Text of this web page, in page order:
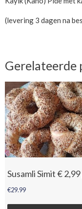
(levering 3 dagen na
Gerelateerde
Susamli Simit €
€29.99